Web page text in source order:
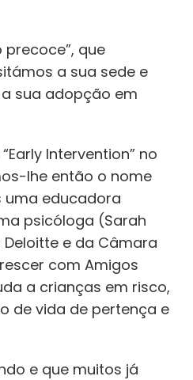
que
a sua sede e
sua adopção em
Intervention” no
lhe então o nome
uma educadora
psicóloga (Sarah
e da Câmara
com Amigos
a crianças em risco,
de vida de pertença e
e que muitos já